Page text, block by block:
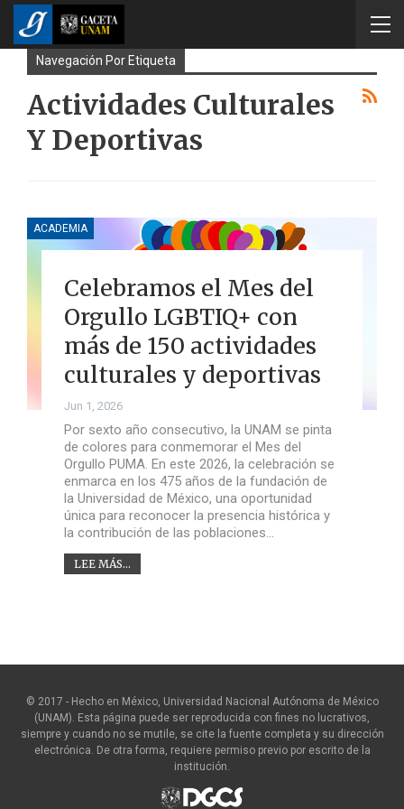
Navegación Por Etiqueta
Actividades Culturales
Y Deportivas
ACADEMIA
Celebramos el Mes del
Orgullo LGBTIQ+ con
más de 150 actividades
culturales y deportivas
Jun 1, 2026
Por sexto año consecutivo, la UNAM se pinta
de colores para conmemorar el Mes del
Orgullo PUMA. En este 2026, la celebración se
enmarca en los 475 años de la fundación de
la Universidad de México, una oportunidad
única para reconocer la presencia histórica y
la contribución de las poblaciones…
LEE MÁS...
© 2017 - Hecho en México, Universidad Nacional Autónoma de México
(UNAM). Esta página puede ser reproducida con fines no lucrativos,
siempre y cuando no se mutile, se cite la fuente completa y su dirección
electrónica. De otra forma, requiere permiso previo por escrito de la
institución.